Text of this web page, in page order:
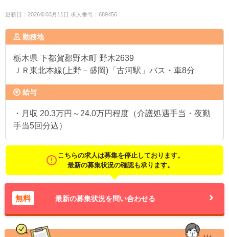
更新日：2026年03月11日 求人番号：689456
勤務地
栃木県 下都賀郡野木町 野木2639
ＪＲ東北本線(上野－盛岡)「古河駅」バス・車8分
給与
・月収 20.3万円～24.0万円程度（介護処遇手当・夜勤
手当5回分込）
こちらの求人は募集を停止しております。
最新の募集状況の確認も承ります。
無料 最新の募集状況を問い合わせる